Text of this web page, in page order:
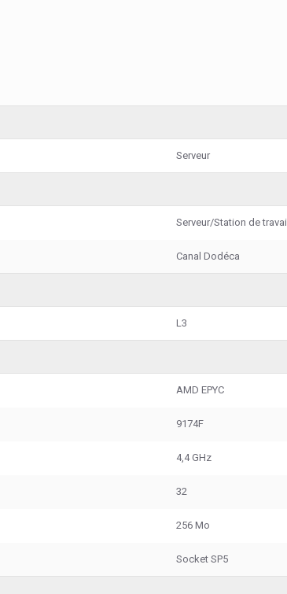
Serveur
Serveur/Station de travail
Canal Dodéca
L3
AMD EPYC
9174F
4,4 GHz
32
256 Mo
Socket SP5